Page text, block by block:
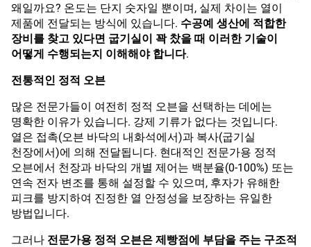
왜일까요? 온도는 단지 숫자일 뿐이며, 실제 차이는 열이
제품에 전달되는 방식에 있습니다. 수공예 생산에 적합한
장비를 찾고 있다면 굽기실이 꽉 찼을 때 이러한 기술이
어떻게 수행되는지 이해해야 합니다.
전통적인 정적 오븐
많은 전문가들이 여전히 정적 오븐을 선택하는 데에는
명확한 이유가 있습니다. 강제 기류가 없다는 것입니다.
열은 접촉(오븐 바닥의 내화석에서)과 복사(굽기실
천장에서)에 의해 전달됩니다. 현대적인 전문가용 정적
오븐에서 천장과 바닥의 개별 제어는 백분율(0-100%) 또는
연속 전자 변조를 통해 설정할 수 있으며, 후자가 유해한
피크를 방지하여 진정한 열 안정성을 보장하는 유일한
방법입니다.
그러나 전문가용 정적 오븐은 제빵점에 부담을 주는 구조적